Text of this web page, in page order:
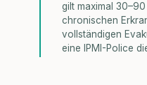
gilt maximal
chronischen
vollständigen
eine IPMI-Police